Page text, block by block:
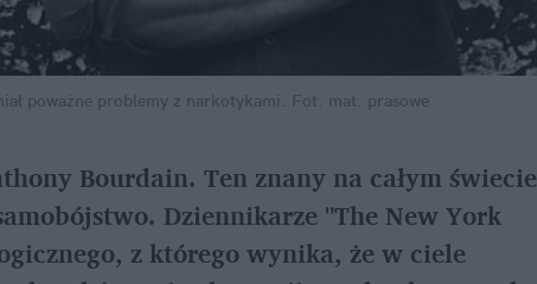
poważne problemy z narkotykami. Fot. mat. prasowe
Bourdain. Ten znany na całym świecie
Dziennikarze "The New York
z którego wynika, że w ciele